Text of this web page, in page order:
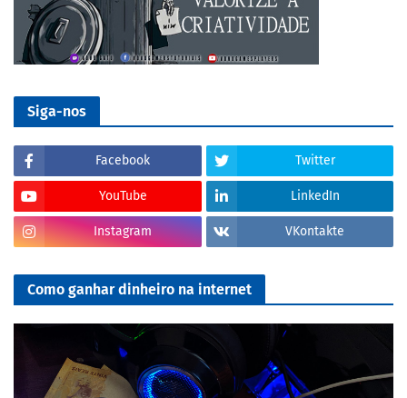
Siga-nos
Facebook Twitter
YouTube LinkedIn
Instagram VKontakte
Como ganhar dinheiro na internet